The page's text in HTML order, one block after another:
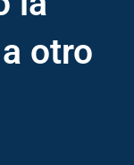
otro